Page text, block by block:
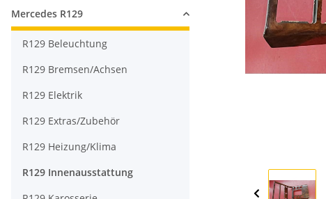
Mercedes R129
R129 Beleuchtung
R129 Bremsen/Achsen
R129 Elektrik
R129 Extras/Zubehör
R129 Heizung/Klima
R129 Innenausstattung